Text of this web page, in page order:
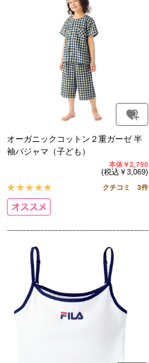
オーガニックコットン２重ガーゼ 半
袖パジャマ（子ども）
本体￥2,790
(税込￥3,069)
クチコミ 3件